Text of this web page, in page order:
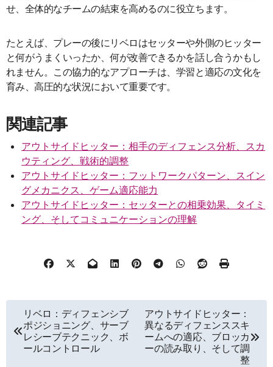
せ、全体的なチームの結束を高めるのに役立ちます。
たとえば、プレーの後にリベロはセッターや外側のヒッター
と何がうまくいったか、何が改善できるかを話し合うかもし
れません。この協力的なアプローチは、学習と適応の文化を
育み、高圧的な状況において重要です。
関連記事
アウトサイドヒッター：相手のディフェンス分析、スカ
ウティング、戦術的調整
アウトサイドヒッター：フットワークパターン、スイン
グメカニクス、ゲーム適応能力
アウトサイドヒッター：セッターとの相乗効果、タイミ
ング、そしてコミュニケーションの理解
Post
navigation
リベロ：ディフェンシブ
ポジショニング、サーブ
レシーブテクニック、ボ
ールコントロール
アウトサイドヒッター：
異なるディフェンススキ
ームへの適応、ブロッカ
ーの読み取り、そして調
整